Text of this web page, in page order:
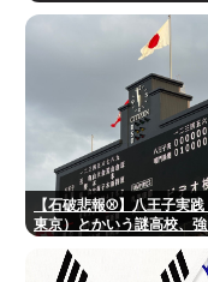
【石破悲報⚾】八王子実
東京）とかいう謎高校、